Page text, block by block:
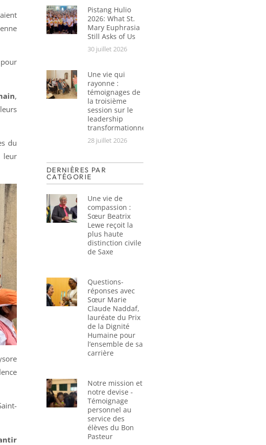
,
du
leur
Pistang Hulio
2026: What St.
Mary Euphrasia
Still Asks of Us
30 juillet 2026
Une vie qui
rayonne :
témoignages de
la troisième
session sur le
leadership
transformationnel
28 juillet 2026
DERNIÈRES PAR
CATÉGORIE
Une vie de
compassion :
Sœur Beatrix
Lewe reçoit la
plus haute
distinction civile
de Saxe
Questions-
réponses avec
Sœur Marie
Claude Naddaf,
lauréate du Prix
de la Dignité
Humaine pour
l’ensemble de sa
carrière
Notre mission et
notre devise -
Témoignage
personnel au
service des
élèves du Bon
Pasteur